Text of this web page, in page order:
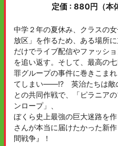
定価 : 880円（本
中学２年の夏休み、クラスの
放区」を作るため、ある場所
だけでライブ配信やファッシ
を追い返す。そして、最高の
罪グループの事件に巻きこま
てしまい――!? 英治たちは敵
との共同作戦で、「ピラニア
ンロープ」、
ぼくら史上最強の巨大迷路を
さんが本当に届けたかった新
間戦争』！